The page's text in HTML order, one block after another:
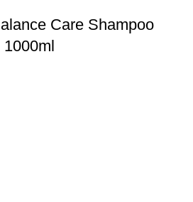
Care Shampoo